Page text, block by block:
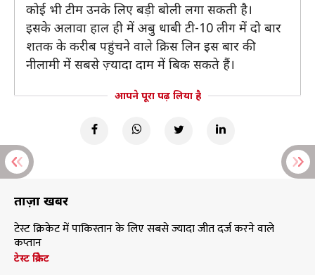
कोई भी टीम उनके लिए बड़ी बोली लगा सकती है।
इसके अलावा हाल ही में अबु धाबी टी-10 लीग में दो बार
शतक के करीब पहुंचने वाले क्रिस लिन इस बार की
नीलामी में सबसे ज़्यादा दाम में बिक सकते हैं।
आपने पूरा पढ़ लिया है
ताज़ा खबरें
टेस्ट क्रिकेट में पाकिस्तान के लिए सबसे ज्यादा जीत दर्ज करने वाले
कप्तान
टेस्ट क्रिकेट